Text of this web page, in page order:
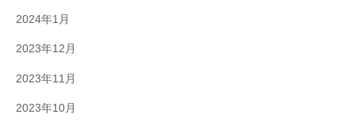
2024年1月
2023年12月
2023年11月
2023年10月